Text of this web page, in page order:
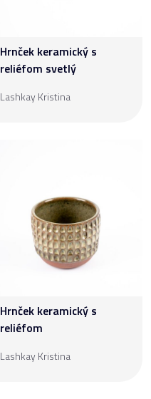
Hrnček keramický s
reliéfom svetlý
Lashkay Kristina
Hrnček keramický s
reliéfom
Lashkay Kristina